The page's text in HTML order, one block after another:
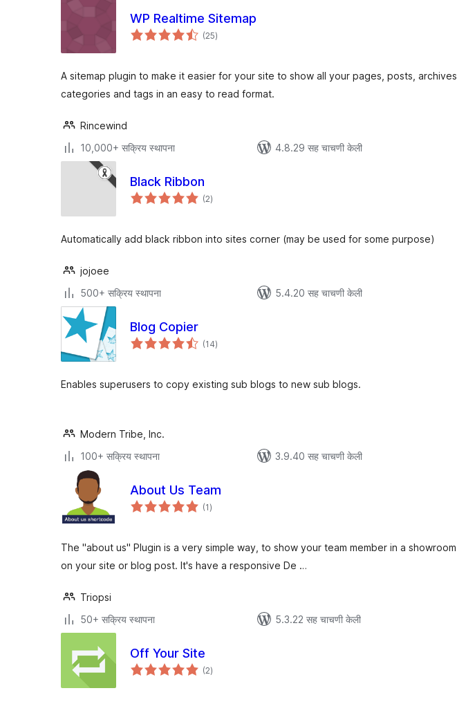
WP Realtime Sitemap
(25एकूण
मूल्यांकन
)
A sitemap plugin to make it easier for your site to show all your pages, posts, archives,
categories and tags in an easy to read format.
Rincewind
10,000+ सक्रिय स्थापना
4.8.29 सह चाचणी केली
Black Ribbon
(2एकूण
मूल्यांकन
)
Automatically add black ribbon into sites corner (may be used for some purpose)
jojoee
500+ सक्रिय स्थापना
5.4.20 सह चाचणी केली
Blog Copier
(14एकूण
मूल्यांकन
)
Enables superusers to copy existing sub blogs to new sub blogs.
Modern Tribe, Inc.
100+ सक्रिय स्थापना
3.9.40 सह चाचणी केली
About Us Team
(1एकूण
मूल्यांकन
)
The "about us" Plugin is a very simple way, to show your team member in a showroom
on your site or blog post. It's have a responsive De …
Triopsi
50+ सक्रिय स्थापना
5.3.22 सह चाचणी केली
Off Your Site
(2एकूण
मूल्यांकन
)